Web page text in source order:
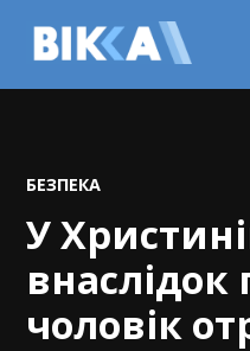
POSTED
БЕЗПЕКА
У
чоловік